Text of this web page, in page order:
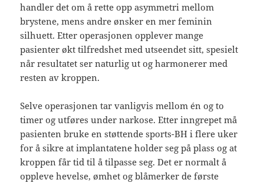
handler det om å rette opp asymmetri mellom
brystene, mens andre ønsker en mer feminin
silhuett. Etter operasjonen opplever mange
pasienter økt tilfredshet med utseendet sitt, spesielt
når resultatet ser naturlig ut og harmonerer med
resten av kroppen.
Selve operasjonen tar vanligvis mellom én og to
timer og utføres under narkose. Etter inngrepet må
pasienten bruke en støttende sports-BH i flere uker
for å sikre at implantatene holder seg på plass og at
kroppen får tid til å tilpasse seg. Det er normalt å
oppleve hevelse, ømhet og blåmerker de første